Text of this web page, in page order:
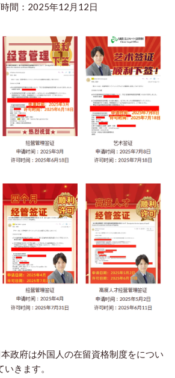
間：2025年12月12日
政府は外国人の在留資格制度をについ
きます。